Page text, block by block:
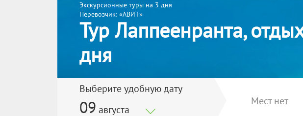
Экскурсионные туры на 3 дня
Перевозчик: «АВИТ»
Тур Лаппеенранта,
дня
Выберите удобную дату
09 августа
Мест нет